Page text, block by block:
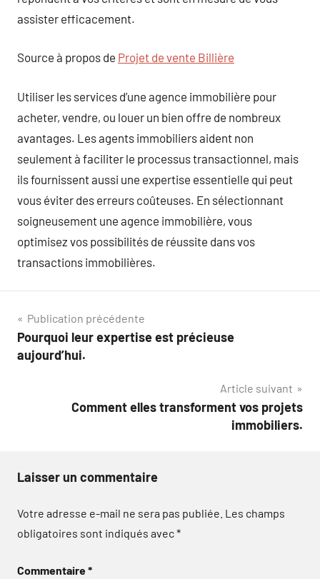
assister efficacement.
Source à propos de Projet de vente Billière
Utiliser les services d’une agence immobilière pour
acheter, vendre, ou louer un bien offre de nombreux
avantages. Les agents immobiliers aident non
seulement à faciliter le processus transactionnel, mais
ils fournissent aussi une expertise essentielle qui peut
vous éviter des erreurs coûteuses. En sélectionnant
soigneusement une agence immobilière, vous
optimisez vos possibilités de réussite dans vos
transactions immobilières.
Navigation
de
Publication précédente
Pourquoi leur expertise est précieuse
aujourd’hui.
Article suivant
Comment elles transforment vos projets
immobiliers.
Laisser un commentaire
Votre adresse e-mail ne sera pas publiée. Les champs
obligatoires sont indiqués avec*
Commentaire*